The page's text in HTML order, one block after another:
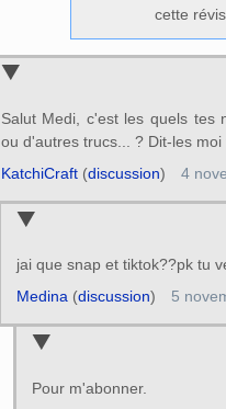
cette
Salut Medi, c'est les quels tes
ou d'autres trucs... ? Dit-les moi
KatchiCraft(discussion) 4
jai que snap et tiktok??pk tu
Medina(discussion) 5
Pour m'abonner.